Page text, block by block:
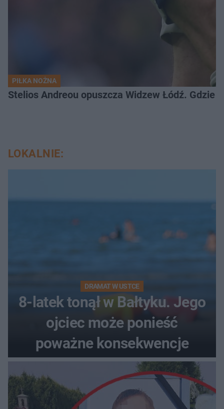
PIŁKA NOŻNA
Stelios Andreou opuszcza Widzew Łódź. Gdzie
LOKALNIE:
DRAMAT W USTCE
8-latek tonął w Bałtyku. Jego
ojciec może ponieść
poważne konsekwencje